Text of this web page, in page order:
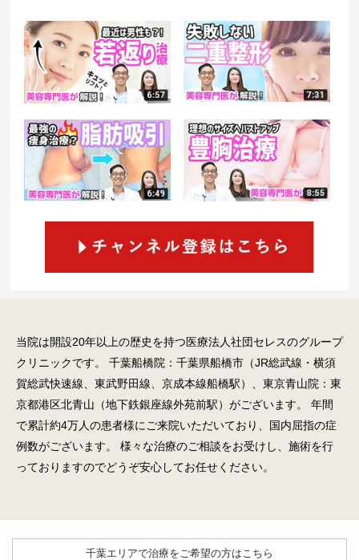
当院は開設20年以上の歴史を持つ医療法人社団セレスのグループ
クリニックです。
千葉船橋院：千葉県船橋市（JR総武線・横須
賀総武快速線、東武野田線、京成本線船橋駅）、東京青山院：東
京都港区北青山（地下鉄銀座線外苑前駅）がございます。
年間
で累計約4万人の患者様にご来院いただいており、国内屈指の症
例数がございます。
様々な治療のご相談をお受けし、施術を行
っておりますのでどうぞ安心してお任せください。
千葉エリアで治療をご希望の方はこちら